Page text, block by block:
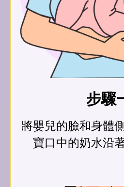
步驟
將嬰兒的臉和身體
寶口中的奶水沿